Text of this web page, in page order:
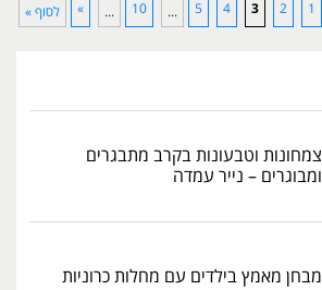
1
2
3
4
5
...
10
...
» לסוף »
צמחונות וטבעונות בקרב מתבגרים
ומבוגרים – נייר עמדה
מבחן מאמץ בילדים עם מחלות כרוניות